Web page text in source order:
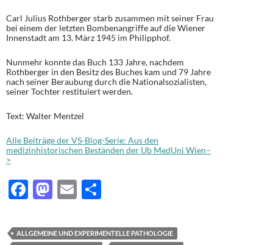
Carl Julius Rothberger starb zusammen mit seiner Frau
bei einem der letzten Bombenangriffe auf die Wiener
Innenstadt am 13. März 1945 im Philipphof.
Nunmehr konnte das Buch 133 Jahre, nachdem
Rothberger in den Besitz des Buches kam und 79 Jahre
nach seiner Beraubung durch die Nationalsozialisten,
seiner Tochter restituiert werden.
Text: Walter Mentzel
Alle Beiträge der VS-Blog-Serie: Aus den
medizinhistorischen Beständen der Ub MedUni Wien–
>
F
e
M
to
E
ail le
ALLGEMEINE UND EXPERIMENTELLE PATHOLOGIE